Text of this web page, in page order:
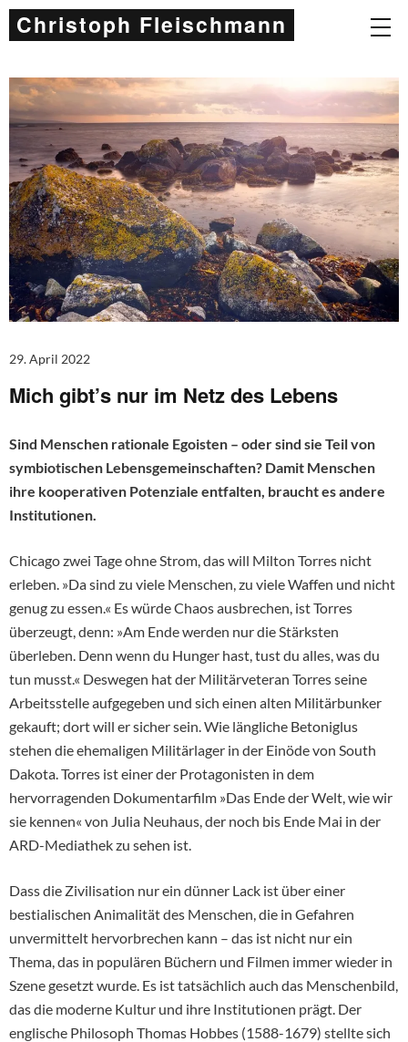
Christoph Fleischmann
29. April 2022
Mich gibt’s nur im Netz des Lebens
Sind Menschen rationale Egoisten – oder sind sie Teil von
symbiotischen Lebensgemeinschaften? Damit Menschen
ihre kooperativen Potenziale entfalten, braucht es andere
Institutionen.
Chicago zwei Tage ohne Strom, das will Milton Torres nicht
erleben. »Da sind zu viele Menschen, zu viele Waffen und nicht
genug zu essen.« Es würde Chaos ausbrechen, ist Torres
überzeugt, denn: »Am Ende werden nur die Stärksten
überleben. Denn wenn du Hunger hast, tust du alles, was du
tun musst.« Deswegen hat der Militärveteran Torres seine
Arbeitsstelle aufgegeben und sich einen alten Militärbunker
gekauft; dort will er sicher sein. Wie längliche Betoniglus
stehen die ehemaligen Militärlager in der Einöde von South
Dakota. Torres ist einer der Protagonisten in dem
hervorragenden Dokumentarfilm »Das Ende der Welt, wie wir
sie kennen« von Julia Neuhaus, der noch bis Ende Mai in der
ARD-Mediathek zu sehen ist.
Dass die Zivilisation nur ein dünner Lack ist über einer
bestialischen Animalität des Menschen, die in Gefahren
unvermittelt hervorbrechen kann – das ist nicht nur ein
Thema, das in populären Büchern und Filmen immer wieder in
Szene gesetzt wurde. Es ist tatsächlich auch das Menschenbild,
das die moderne Kultur und ihre Institutionen prägt. Der
englische Philosoph Thomas Hobbes (1588-1679) stellte sich